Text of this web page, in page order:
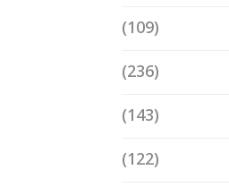
(109)
(236)
(143)
(122)